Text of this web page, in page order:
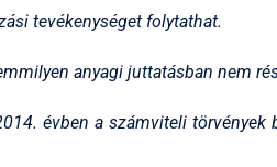
tevékenységet folytathat.
anyagi juttatásban nem
évben a számviteli